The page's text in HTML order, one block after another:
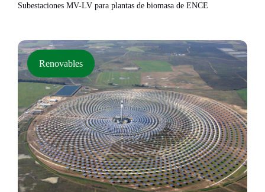
Subestaciones MV-LV para plantas de biomasa de ENCE
Renovables